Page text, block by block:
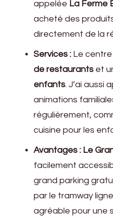
appelée La Ferme
acheté des
directement de la
Services : Le
de restaurants et
enfants. J’ai aussi
animations
régulièrement,
cuisine pour les
Avantages : Le
facilement
grand parking
par le tramway ligne
agréable pour une